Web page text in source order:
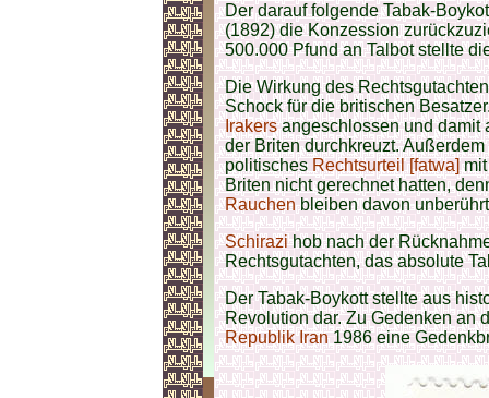
Der darauf folgende Tabak-
(1892) die Konzession
500.000 Pfund an Talbot stellte
Die Wirkung des
Schock für die britischen
Irakersangeschlossen und damit
der Briten durchkreuzt.
politisches Rechtsurteil [fatwa]mit
Briten nicht gerechnet hatten,
Rauchenbleiben davon
Schirazihob nach der
Rechtsgutachten, das absolute
Der Tabak-Boykott stellte aus
Revolution dar. Zu Gedenken an
Republik Iran1986 eine